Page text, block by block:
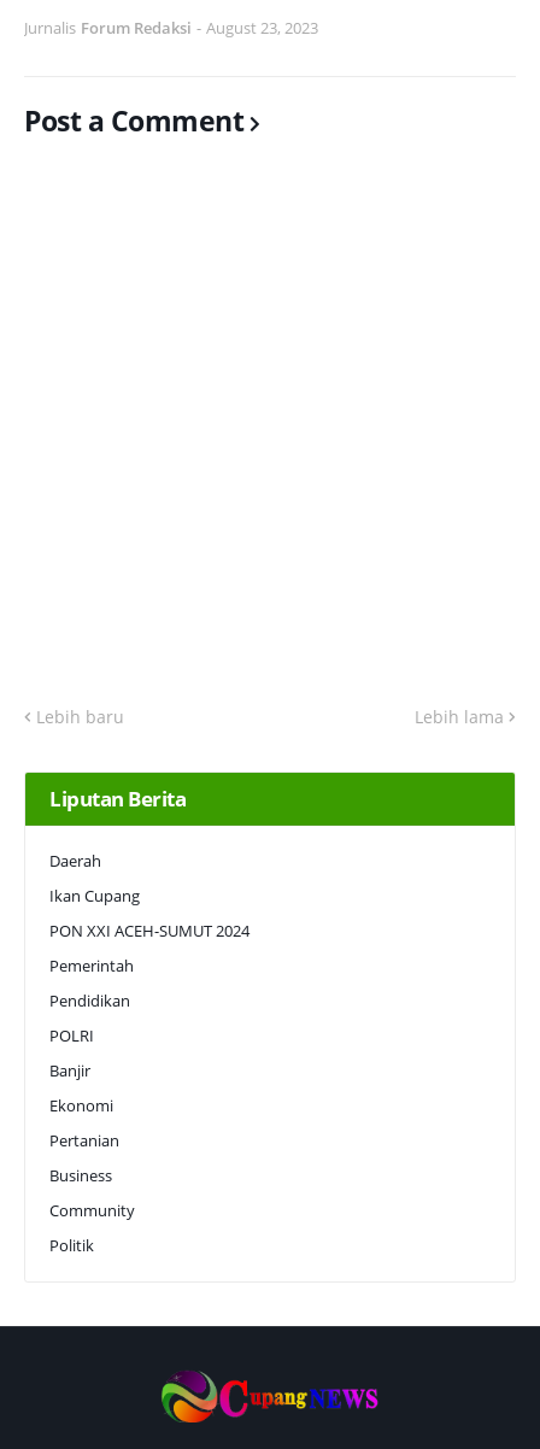
Jurnalis Forum Redaksi - August 23, 2023
Post a Comment
Lebih baru Lebih lama
Liputan Berita
Daerah
Ikan Cupang
PON XXI ACEH-SUMUT 2024
Pemerintah
Pendidikan
POLRI
Banjir
Ekonomi
Pertanian
Business
Community
Politik